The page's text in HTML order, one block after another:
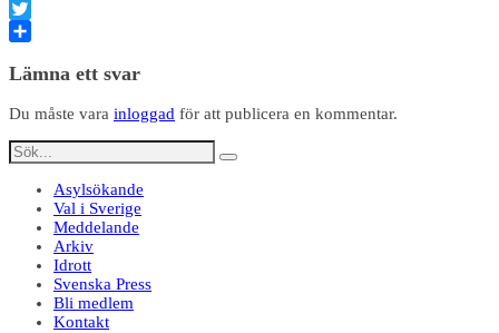
Facebook
Twitter
Lämna ett svar
Du måste vara inloggad för att publicera en kommentar.
Asylsökande
Val i Sverige
Meddelande
Arkiv
Idrott
Svenska Press
Bli medlem
Kontakt